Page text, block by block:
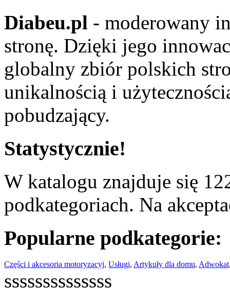
Diabeu.pl - moderowany
stronę. Dzięki jego
globalny zbiór polskich
unikalnością i
pobudzający.
Statystycznie!
W katalogu znajduje się
podkategoriach. Na
Popularne podkategorie:
Części i akcesoria motoryzacyj, Usługi, Artykuły dla domu, Adwokat
ssssssssssssss